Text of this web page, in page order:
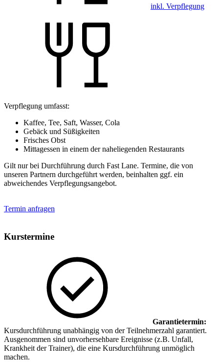
inkl. Verpflegung
Verpflegung umfasst:
Kaffee, Tee, Saft, Wasser, Cola
Gebäck und Süßigkeiten
Frisches Obst
Mittagessen in einem der naheliegenden Restaurants
Gilt nur bei Durchführung durch Fast Lane. Termine, die von
unseren Partnern durchgeführt werden, beinhalten ggf. ein
abweichendes Verpflegungsangebot.
Termin anfragen
Kurstermine
Garantietermin:
Kursdurchführung unabhängig von der Teilnehmerzahl garantiert.
Ausgenommen sind unvorhersehbare Ereignisse (z.B. Unfall,
Krankheit der Trainer), die eine Kursdurchführung unmöglich
machen.